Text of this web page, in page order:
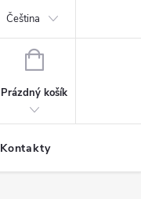
Čeština
NÁKUPNÍ
Prázdný košík
Kontakty